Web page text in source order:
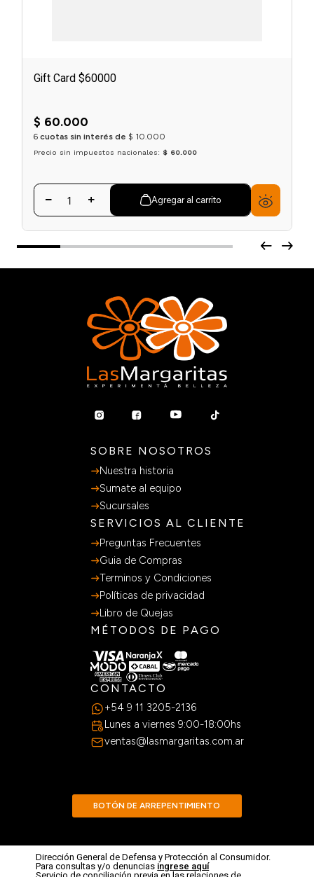
Gift Card $60000
$ 60.000
6 cuotas sin interés de $ 10.000
Precio sin impuestos nacionales: $ 60.000
Agregar al carrito
SOBRE NOSOTROS
Nuestra historia
Sumate al equipo
Sucursales
SERVICIOS AL CLIENTE
Preguntas Frecuentes
Guia de Compras
Terminos y Condiciones
Políticas de privacidad
Libro de Quejas
MÉTODOS DE PAGO
CONTACTO
+54 9 11 3205-2136
Lunes a viernes 9:00-18:00hs
ventas@lasmargaritas.com.ar
BOTÓN DE ARREPENTIMIENTO
Dirección General de Defensa y Protección al Consumidor.
Para consultas y/o denuncias ingrese aquí